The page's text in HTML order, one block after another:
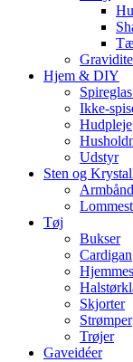
Hjem & DIY
Ikke-
Hudpleje
Udstyr
Sten og
Armbånd
Tøj
Bukser
Cardigan
Skjorter
Strømper
Trøjer
Gaveidéer